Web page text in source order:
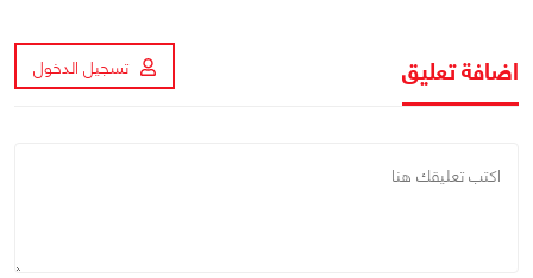
اضافة تعليق تسجيل الدخول